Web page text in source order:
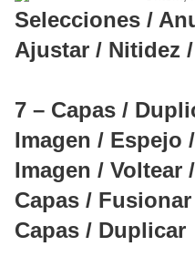
Selecciones /
Ajustar / Nitidez
7 – Capas /
Imagen / Espejo
Imagen / Voltear
Capas /
Capas / Duplicar